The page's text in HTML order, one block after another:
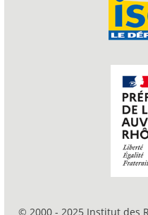
© 2000 - 2025 Institut des